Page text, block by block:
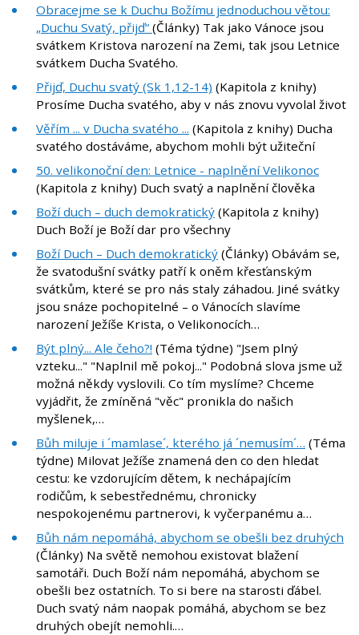
Obracejme se k Duchu Božímu jednoduchou větou:
„Duchu Svatý, přijď“ (Články) Tak jako Vánoce jsou
svátkem Kristova narození na Zemi, tak jsou Letnice
svátkem Ducha Svatého.
Přijď, Duchu svatý (Sk 1,12-14) (Kapitola z knihy)
Prosíme Ducha svatého, aby v nás znovu vyvolal život
Věřím ... v Ducha svatého ... (Kapitola z knihy) Ducha
svatého dostáváme, abychom mohli být užiteční
50. velikonoční den: Letnice - naplnění Velikonoc
(Kapitola z knihy) Duch svatý a naplnění člověka
Boží duch – duch demokratický (Kapitola z knihy)
Duch Boží je Boží dar pro všechny
Boží Duch – Duch demokratický (Články) Obávám se,
že svatodušní svátky patří k oněm křesťanským
svátkům, které se pro nás staly záhadou. Jiné svátky
jsou snáze pochopitelné – o Vánocích slavíme
narození Ježíše Krista, o Velikonocích…
Být plný... Ale čeho?! (Téma týdne) "Jsem plný
vzteku..." "Naplnil mě pokoj..." Podobná slova jsme už
možná někdy vyslovili. Co tím myslíme? Chceme
vyjádřit, že zmíněná "věc" pronikla do našich
myšlenek,…
Bůh miluje i ´mamlase´, kterého já ´nemusím´… (Téma
týdne) Milovat Ježíše znamená den co den hledat
cestu: ke vzdorujícím dětem, k nechápajícím
rodičům, k sebestřednému, chronicky
nespokojenému partnerovi, k vyčerpanému a…
Bůh nám nepomáhá, abychom se obešli bez druhých
(Články) Na světě nemohou existovat blažení
samotáři. Duch Boží nám nepomáhá, abychom se
obešli bez ostatních. To si bere na starosti ďábel.
Duch svatý nám naopak pomáhá, abychom se bez
druhých obejít nemohli.…